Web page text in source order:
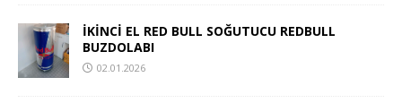
İKİNCİ EL RED BULL SOĞUTUCU REDBULL
BUZDOLABI
02.01.2026